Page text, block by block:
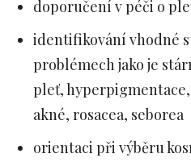
doporučení v péči o
identifikování vhodné
problémech jako je
pleť,
akné, rosacea, seborea
orientaci při výběru